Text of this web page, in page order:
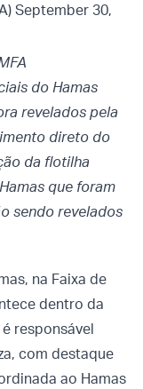
September 30,
do Hamas
revelados pela
direto do
da flotilha
que foram
sendo revelados
na Faixa de
dentro da
responsável
com destaque
ao Hamas